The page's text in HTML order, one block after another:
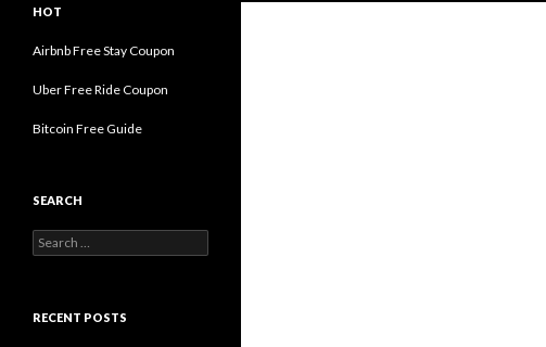
永遠の旅人内海賢祐の世界旅行ブロ
World Travel Blog
HOT
Airbnb Free Stay Coupon
Uber Free Ride Coupon
Bitcoin Free Guide
SEARCH
Search
for:
RECENT POSTS